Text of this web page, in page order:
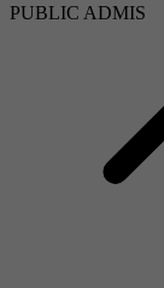
PUBLIC ADMIS